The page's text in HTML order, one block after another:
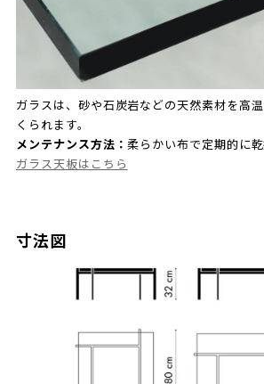
ガラスは、砂や石炭岩などの天然素材を高
くられます。
メンテナンス方法：柔らかい布で定期的に
ガラス天板はこちら
寸法図